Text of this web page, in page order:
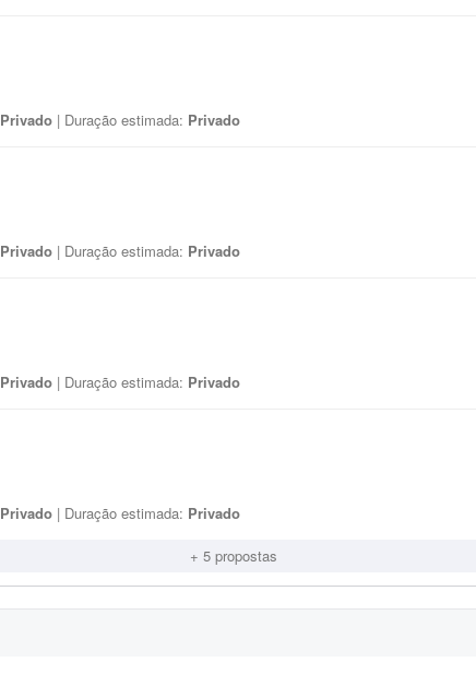
Privado | Duração estimada: Privado
Privado | Duração estimada: Privado
Privado | Duração estimada: Privado
Privado | Duração estimada: Privado
+ 5 propostas